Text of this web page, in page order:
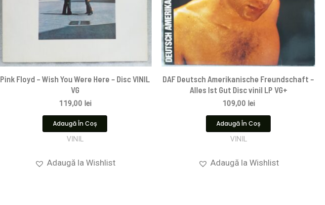
Pink Floyd ‎– Wish You Were Here – Disc VINIL
VG
119,00 lei
Adaugă În Coș
VINIL
Adaugă la Wishlist
DAF Deutsch Amerikanische Freundschaft –
Alles Ist Gut Disc vinil LP VG+
109,00 lei
Adaugă În Coș
VINIL
Adaugă la Wishlist